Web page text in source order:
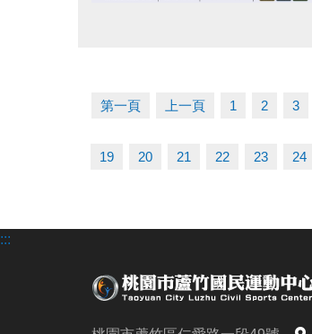
第一頁 上一頁 1 2 3
19 20 21 22 23 24
:::